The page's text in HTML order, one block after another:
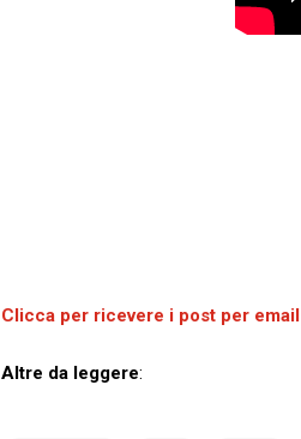
Clicca per ricevere i post per email
Altre da leggere: